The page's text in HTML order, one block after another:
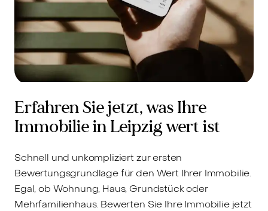
Erfahren Sie jetzt, was Ihre
Immobilie in Leipzig wert ist
Schnell und unkompliziert zur ersten
Bewertungsgrundlage für den Wert Ihrer Immobilie.
Egal, ob Wohnung, Haus, Grundstück oder
Mehrfamilienhaus. Bewerten Sie Ihre Immobilie jetzt